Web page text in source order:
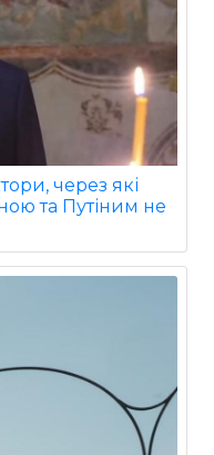
через які
та Путіним не